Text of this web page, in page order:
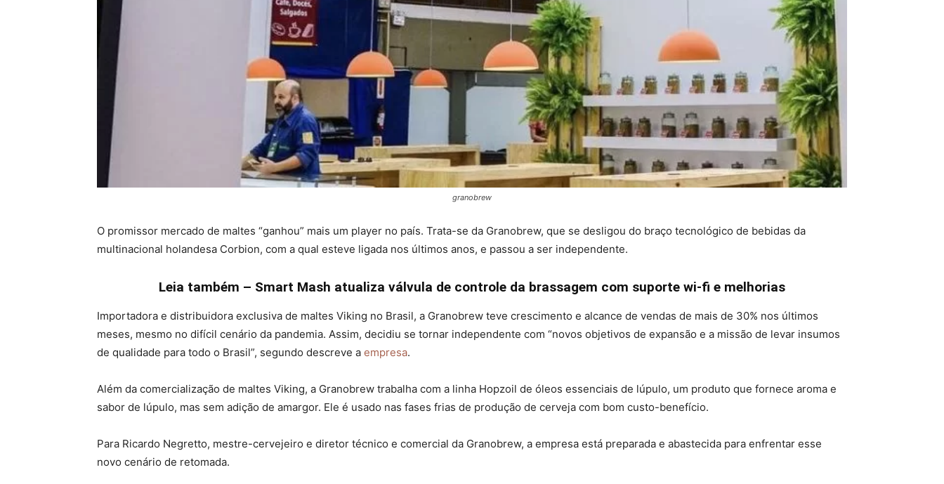
granobrew
O promissor mercado de maltes “ganhou” mais um player no país. Trata-se da Granobrew, que se desligou do braço tecnológico de bebidas da
multinacional holandesa Corbion, com a qual esteve ligada nos últimos anos, e passou a ser independente.
Leia também – Smart Mash atualiza válvula de controle da brassagem com suporte wi-fi e melhorias
Importadora e distribuidora exclusiva de maltes Viking no Brasil, a Granobrew teve crescimento e alcance de vendas de mais de 30% nos últimos
meses, mesmo no difícil cenário da pandemia. Assim, decidiu se tornar independente com “novos objetivos de expansão e a missão de levar insumos
de qualidade para todo o Brasil”, segundo descreve a empresa.
Além da comercialização de maltes Viking, a Granobrew trabalha com a linha Hopzoil de óleos essenciais de lúpulo, um produto que fornece aroma e
sabor de lúpulo, mas sem adição de amargor. Ele é usado nas fases frias de produção de cerveja com bom custo-benefício.
Para Ricardo Negretto, mestre-cervejeiro e diretor técnico e comercial da Granobrew, a empresa está preparada e abastecida para enfrentar esse
novo cenário de retomada.